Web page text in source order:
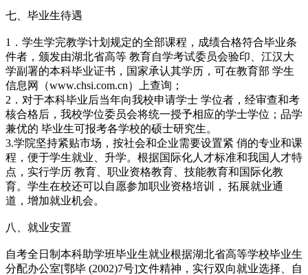
七、毕业生待遇
1．学生学完教学计划规定的全部课程，成绩合格符合毕业条
件者，颁发由湖北省高等 教育自学考试委员会验印、江汉大
学副署的本科毕业证书，国家承认其学历，可在教育部 学生
信息网（www.chsi.com.cn）上查询；
2．对于本科毕业后当年向我校申请学士 学位者，经审查和考
核合格后，我校学位委员会将统一授予相应的学士学位；品学
兼优的 毕业生可报考各学校的硕士研究生。
3.学院坚持紧贴市场，按社会和企业需要设置紧 俏的专业和课
程，便于学生就业、升学。根据国际化人才标准和我国人才特
点，实行学历 教育、职业资格教育、技能教育和国际化教
育。学生在校还可以自愿参加职业资格培训， 拓展就业通
道，增加就业机会。
八、就业安置
自考全日制本科助学班毕业生就业根据湖北省高等学校毕业生
分配办公室[鄂毕 (2002)7号]文件精神，实行双向就业选择、自